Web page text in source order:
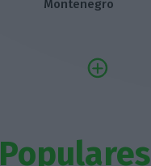
Montenegro
Populares